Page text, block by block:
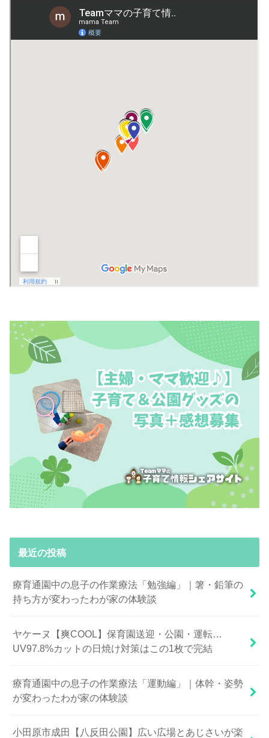
最近の投稿
療育通園中の息子の作業療法「勉強編」｜箸・鉛筆の
持ち方が変わったわが家の体験談
ヤケーヌ【爽COOL】保育園送迎・公園・運転…
UV97.8%カットの日焼け対策はこの1枚で完結
療育通園中の息子の作業療法「運動編」｜体幹・姿勢
が変わったわが家の体験談
小田原市成田【八反田公園】広い広場とあじさいが楽